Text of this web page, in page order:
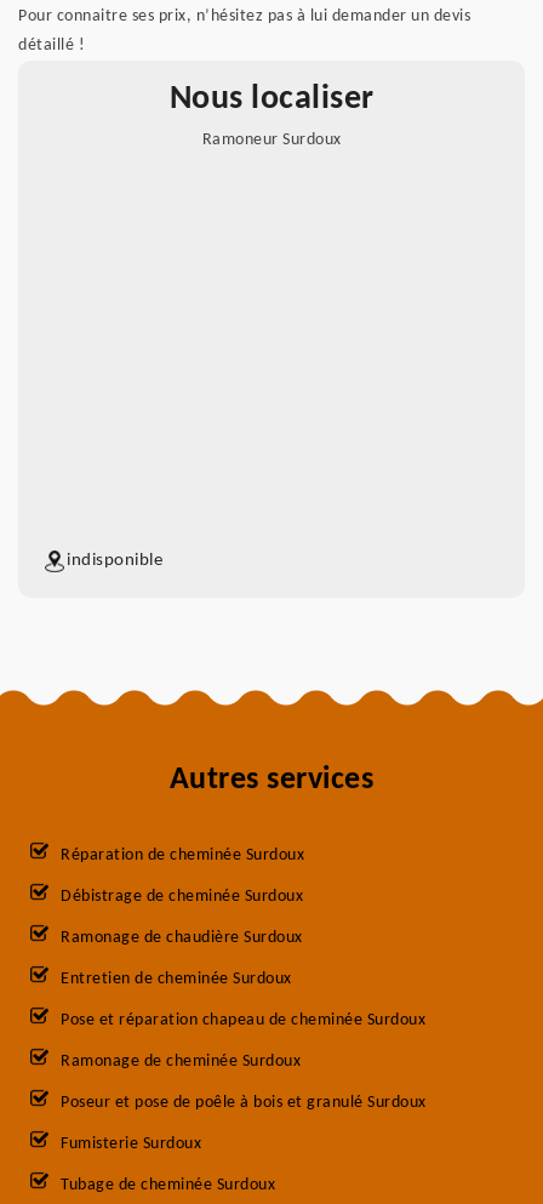
Pour connaitre ses prix, n’hésitez pas à lui demander un devis
détaillé !
Nous localiser
Ramoneur Surdoux
indisponible
Autres services
Réparation de cheminée Surdoux
Débistrage de cheminée Surdoux
Ramonage de chaudière Surdoux
Entretien de cheminée Surdoux
Pose et réparation chapeau de cheminée Surdoux
Ramonage de cheminée Surdoux
Poseur et pose de poêle à bois et granulé Surdoux
Fumisterie Surdoux
Tubage de cheminée Surdoux